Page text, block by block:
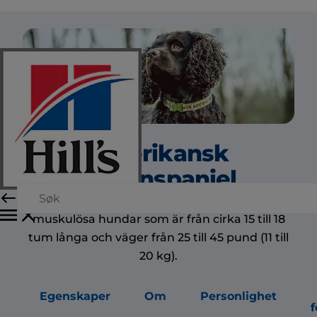
Amerikansk
vattenspaniel
Amerikanska vattenspaniels är medelstora,
muskulösa hundar som är från cirka 15 till 18
tum långa och väger från 25 till 45 pund (11 till
20 kg).
Egenskaper Om
Personlighet